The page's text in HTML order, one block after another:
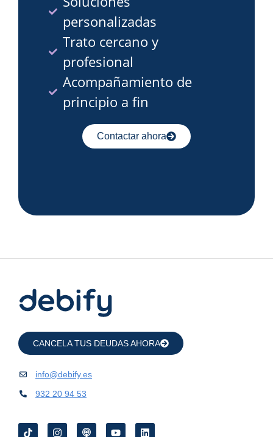
personalizadas
Trato cercano y
profesional
Acompañamiento de
principio a fin
Contactar ahora
CANCELA TUS DEUDAS AHORA
info@debify.es
932 20 94 53